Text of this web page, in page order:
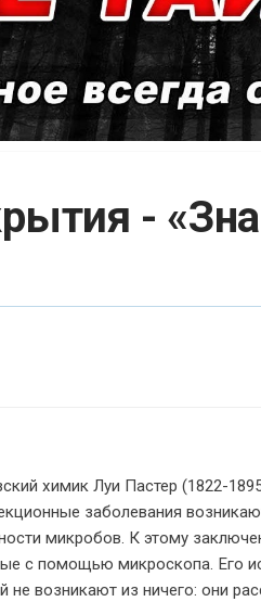
-
химик Луи Пастер (1822-
заболевания
микробов. К этому
с помощью микроскопа. Его
не возникают из ничего: они